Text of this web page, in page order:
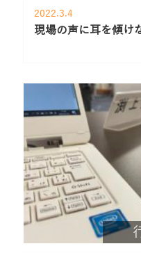
2022.3.4
現場の声に耳を傾け